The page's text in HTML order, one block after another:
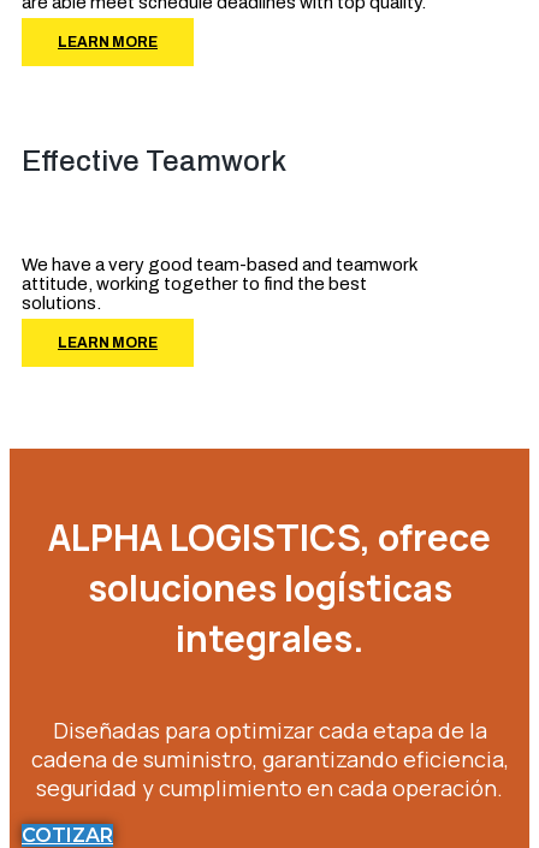
LEARN MORE
Effective Teamwork
We have a very good team-based and teamwork
attitude, working together to find the best
solutions.
LEARN MORE
ALPHA LOGISTICS, ofrece
soluciones logísticas
integrales.
Diseñadas para optimizar cada etapa de la
cadena de suministro, garantizando eficiencia,
seguridad y cumplimiento en cada operación.
COTIZAR